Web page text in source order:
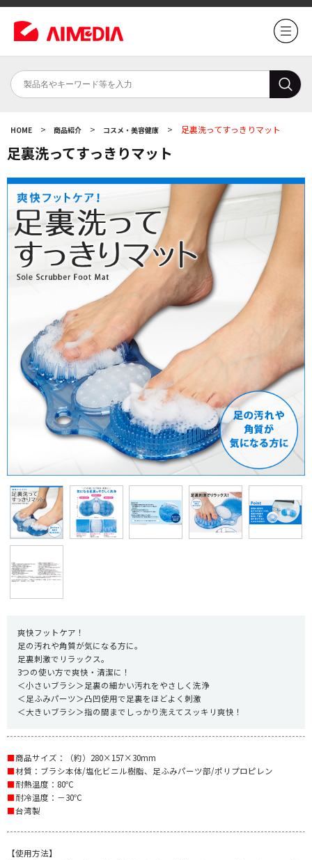
HOME > 商品紹介 > コスメ・美容健康 > 足裏洗ってすっきりマット
足裏洗ってすっきりマット
爽快フットケア！
足の汚れや角質が気になる方に。
足裏刺激でリラックス。
3つの使い方で爽快・清潔に！
＜小さいブラシ＞足裏の細かい汚れをやさしく洗浄
＜足ふみパーツ＞凸凹使用で足裏をほどよく刺激
＜大きいブラシ＞指の間までしっかり洗えてスッキリ爽快！
■商品サイズ：（約）280×157×30mm
■材質：ブラシ本体/塩化ビニル樹脂、足ふみパーツ部/ポリプロピレン
■耐熱温度：80℃
■耐冷温度：－30℃
■台湾製
【使用方法】